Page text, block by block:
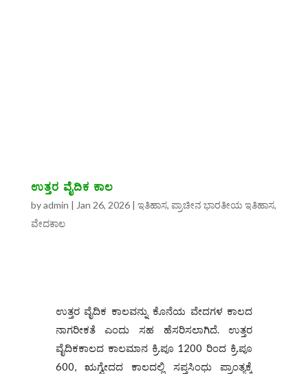
ಉತ್ತರ ವೈದಿಕ ಕಾಲ
byadmin | Jan 26, 2026| ಇತಿಹಾಸ, ಪ್ರಾಚೀನ ಭಾರತೀಯ ಇತಿಹಾಸ,
ವೇದಕಾಲ
ಉತ್ತರ ವೈದಿಕ ಕಾಲವನ್ನು ಕೊನೆಯ ವೇದಗಳ ಕಾಲದ
ನಾಗರೀಕತೆ ಎಂದು ಸಹ ಹೆಸರಿಸಲಾಗಿದೆ. ಉತ್ತರ
ವೈದಿಕಕಾಲದ ಕಾಲಮಾನ ಕ್ರಿ.ಪೂ 1200 ರಿಂದ ಕ್ರಿ.ಪೂ
600, ಋಗ್ವೇದದ ಕಾಲದಲ್ಲಿ ಸಪ್ತಸಿಂಧು ಪ್ರಾಂತ್ಯಕ್ಕೆ